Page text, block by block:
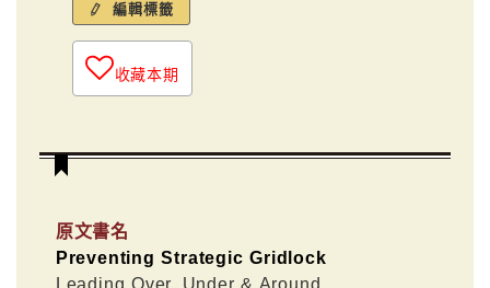
編輯標籤
收藏本期
原文書名
Preventing Strategic Gridlock